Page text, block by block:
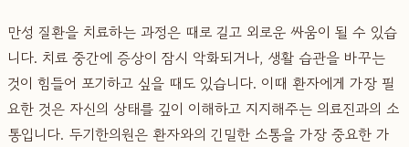
만성 질환을 치료하는 과정은 때로 길고 외로운 싸움이 될 수 있습
니다. 치료 중간에 증상이 잠시 악화되거나, 생활 습관을 바꾸는
것이 힘들어 포기하고 싶을 때도 있습니다. 이때 환자에게 가장 필
요한 것은 자신의 상태를 깊이 이해하고 지지해주는 의료진과의 소
통입니다. 두기한의원은 환자와의 긴밀한 소통을 가장 중요한 가